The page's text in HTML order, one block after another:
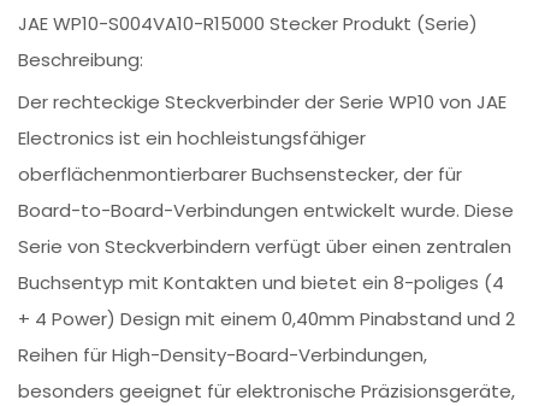
JAE WP10-S004VA10-R15000 Stecker Produkt (Serie)
Beschreibung:
Der rechteckige Steckverbinder der Serie WP10 von JAE
Electronics ist ein hochleistungsfähiger
oberflächenmontierbarer Buchsenstecker, der für
Board-to-Board-Verbindungen entwickelt wurde. Diese
Serie von Steckverbindern verfügt über einen zentralen
Buchsentyp mit Kontakten und bietet ein 8-poliges (4
+ 4 Power) Design mit einem 0,40mm Pinabstand und 2
Reihen für High-Density-Board-Verbindungen,
besonders geeignet für elektronische Präzisionsgeräte,